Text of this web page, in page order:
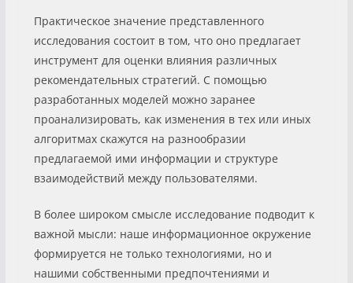
Практическое значение представленного
исследования состоит в том, что оно предлагает
инструмент для оценки влияния различных
рекомендательных стратегий. С помощью
разработанных моделей можно заранее
проанализировать, как изменения в тех или иных
алгоритмах скажутся на разнообразии
предлагаемой ими информации и структуре
взаимодействий между пользователями.
В более широком смысле исследование подводит к
важной мысли: наше информационное окружение
формируется не только технологиями, но и
нашими собственными предпочтениями и